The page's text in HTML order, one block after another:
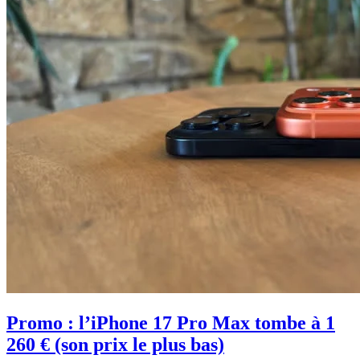
Promo : l’iPhone 17 Pro Max tombe à 1
260 € (son prix le plus bas)